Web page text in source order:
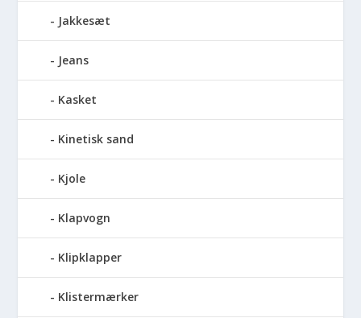
Jakkesæt
Jeans
Kasket
Kinetisk sand
Kjole
Klapvogn
Klipklapper
Klistermærker